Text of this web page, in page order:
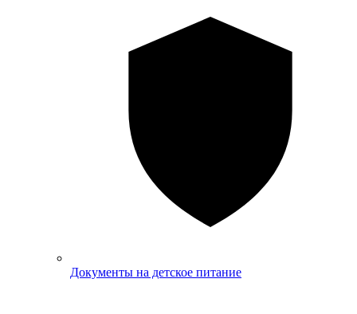
Документы на детское питание